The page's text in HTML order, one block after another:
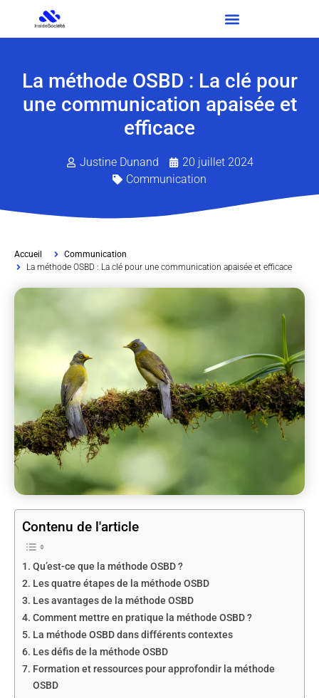
La méthode OSBD : La clé pour
une communication apaisée et
efficace
Justine Dunand
20 juillet 2024
Communication
Accueil
Communication
La méthode OSBD : La clé pour une communication apaisée et efficace
Contenu de l'article
Qu’est-ce que la méthode OSBD ?
Les quatre étapes de la méthode OSBD
Les avantages de la méthode OSBD
Comment mettre en pratique la méthode OSBD ?
La méthode OSBD dans différents contextes
Les défis de la méthode OSBD
Formation et ressources pour approfondir la méthode
OSBD